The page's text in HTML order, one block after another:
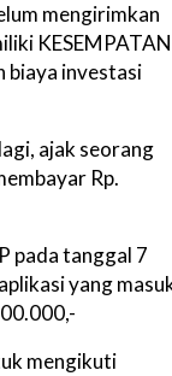
mengirimkan
KESEMPATAN
biaya investasi
ajak seorang
Rp.
pada tanggal 7
yang
mengikuti